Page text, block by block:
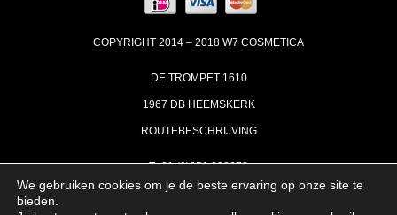
COPYRIGHT 2014 – 2018 W7 COSMETICA
DE TROMPET 1610
1967 DB HEEMSKERK
ROUTEBESCHRIJVING
T+31 (0)251 238673
MA | DI | DO VAN 09:00 – 17:00
We gebruiken cookies om je de beste ervaring op onze site te
bieden.